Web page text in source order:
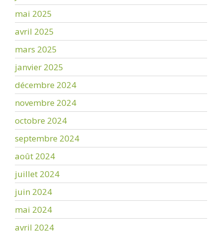
mai 2025
avril 2025
mars 2025
janvier 2025
décembre 2024
novembre 2024
octobre 2024
septembre 2024
août 2024
juillet 2024
juin 2024
mai 2024
avril 2024